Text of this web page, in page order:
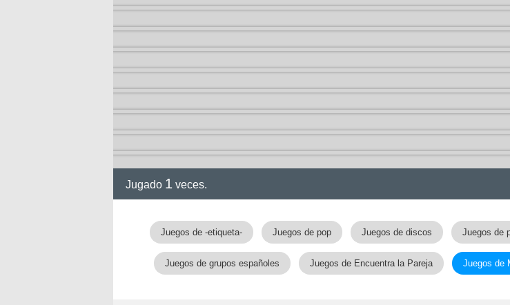
Jugado 1 veces.
Juegos de -etiqueta- Juegos de pop Juegos de discos Juegos de
Juegos de grupos españoles Juegos de Encuentra la Pareja Juegos de